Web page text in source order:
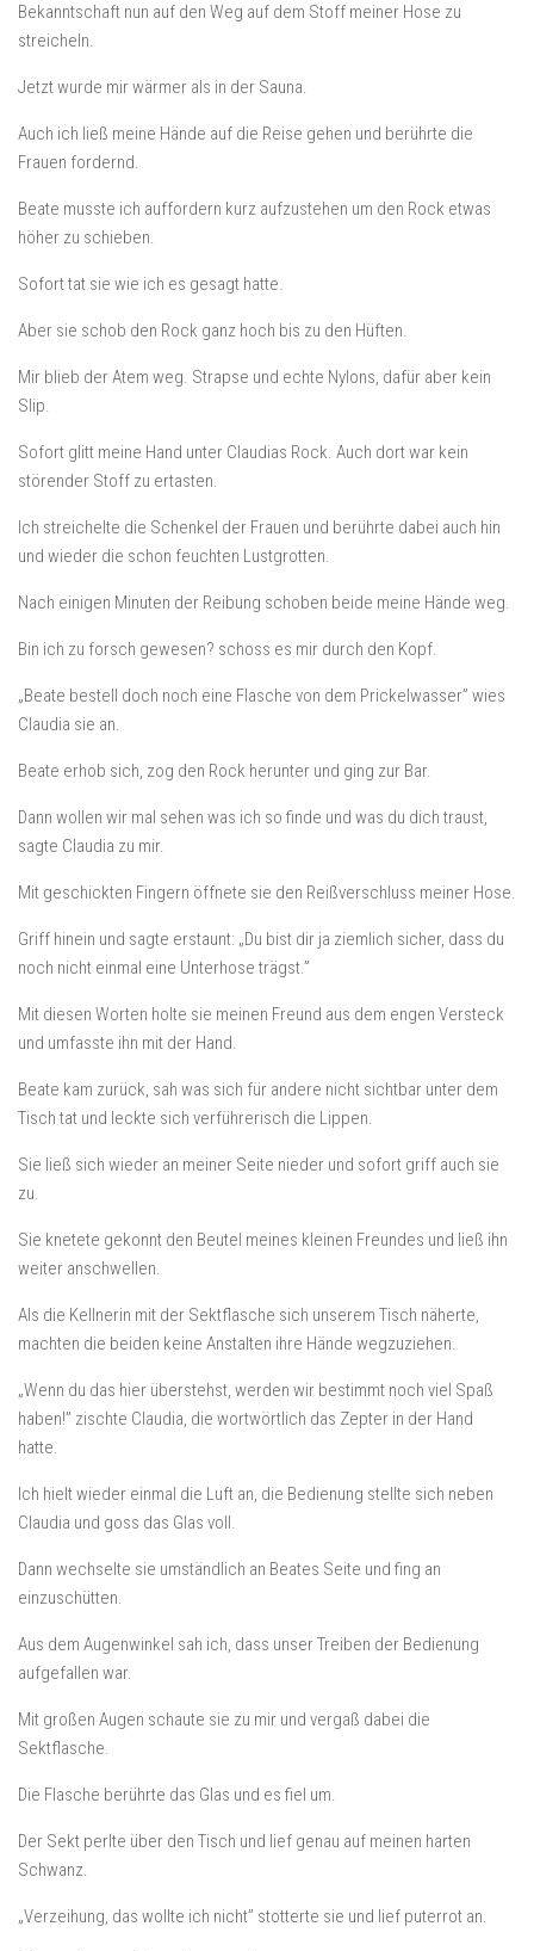
Bekanntschaft nun auf den Weg auf dem Stoff meiner Hose zu
streicheln.
Jetzt wurde mir wärmer als in der Sauna.
Auch ich ließ meine Hände auf die Reise gehen und berührte die
Frauen fordernd.
Beate musste ich auffordern kurz aufzustehen um den Rock etwas
höher zu schieben.
Sofort tat sie wie ich es gesagt hatte.
Aber sie schob den Rock ganz hoch bis zu den Hüften.
Mir blieb der Atem weg. Strapse und echte Nylons, dafür aber kein
Slip.
Sofort glitt meine Hand unter Claudias Rock. Auch dort war kein
störender Stoff zu ertasten.
Ich streichelte die Schenkel der Frauen und berührte dabei auch hin
und wieder die schon feuchten Lustgrotten.
Nach einigen Minuten der Reibung schoben beide meine Hände weg.
Bin ich zu forsch gewesen? schoss es mir durch den Kopf.
„Beate bestell doch noch eine Flasche von dem Prickelwasser” wies
Claudia sie an.
Beate erhob sich, zog den Rock herunter und ging zur Bar.
Dann wollen wir mal sehen was ich so finde und was du dich traust,
sagte Claudia zu mir.
Mit geschickten Fingern öffnete sie den Reißverschluss meiner Hose.
Griff hinein und sagte erstaunt: „Du bist dir ja ziemlich sicher, dass du
noch nicht einmal eine Unterhose trägst.”
Mit diesen Worten holte sie meinen Freund aus dem engen Versteck
und umfasste ihn mit der Hand.
Beate kam zurück, sah was sich für andere nicht sichtbar unter dem
Tisch tat und leckte sich verführerisch die Lippen.
Sie ließ sich wieder an meiner Seite nieder und sofort griff auch sie
zu.
Sie knetete gekonnt den Beutel meines kleinen Freundes und ließ ihn
weiter anschwellen.
Als die Kellnerin mit der Sektflasche sich unserem Tisch näherte,
machten die beiden keine Anstalten ihre Hände wegzuziehen.
„Wenn du das hier überstehst, werden wir bestimmt noch viel Spaß
haben!” zischte Claudia, die wortwörtlich das Zepter in der Hand
hatte.
Ich hielt wieder einmal die Luft an, die Bedienung stellte sich neben
Claudia und goss das Glas voll.
Dann wechselte sie umständlich an Beates Seite und fing an
einzuschütten.
Aus dem Augenwinkel sah ich, dass unser Treiben der Bedienung
aufgefallen war.
Mit großen Augen schaute sie zu mir und vergaß dabei die
Sektflasche.
Die Flasche berührte das Glas und es fiel um.
Der Sekt perlte über den Tisch und lief genau auf meinen harten
Schwanz.
„Verzeihung, das wollte ich nicht” stotterte sie und lief puterrot an.